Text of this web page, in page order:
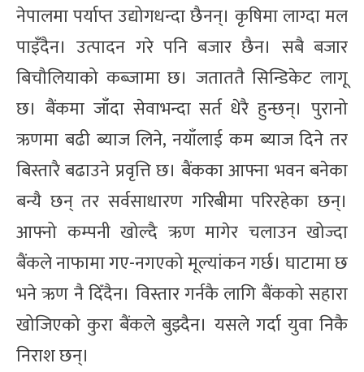
नेपालमा पर्याप्त उद्योगधन्दा छैनन्। कृषिमा लाग्दा मल
पाइँदैन। उत्पादन गरे पनि बजार छैन। सबै बजार
बिचौलियाको कब्जामा छ। जताततै सिन्डिकेट लागू
छ। बैंकमा जाँदा सेवाभन्दा सर्त धेरै हुन्छन्। पुरानो
ऋणमा बढी ब्याज लिने, नयाँलाई कम ब्याज दिने तर
बिस्तारै बढाउने प्रवृत्ति छ। बैंकका आफ्ना भवन बनेका
बन्यै छन् तर सर्वसाधारण गरिबीमा परिरहेका छन्।
आफ्नो कम्पनी खोल्दै ऋण मागेर चलाउन खोज्दा
बैंकले नाफामा गए-नगएको मूल्यांकन गर्छ। घाटामा छ
भने ऋण नै दिँदैन। विस्तार गर्नकै लागि बैंकको सहारा
खोजिएको कुरा बैंकले बुझ्दैन। यसले गर्दा युवा निकै
निराश छन्।